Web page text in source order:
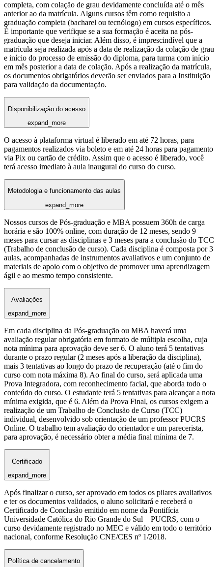
completa, com colação de grau devidamente concluída até o mês
anterior ao da matrícula. Alguns cursos têm como requisito a
graduação completa (bacharel ou tecnólogo) em cursos específicos.
É importante que verifique se a sua formação é aceita na pós-
graduação que deseja iniciar. Além disso, é imprescindível que a
matrícula seja realizada após a data de realização da colação de grau
e início do processo de emissão do diploma, para turma com início
em mês posterior a data de colação. Após a realização da matrícula,
os documentos obrigatórios deverão ser enviados para a Instituição
para validação da documentação.
Disponibilização do acesso
expand_more
O acesso à plataforma virtual é liberado em até 72 horas, para
pagamentos realizados via boleto e em até 24 horas para pagamento
via Pix ou cartão de crédito. Assim que o acesso é liberado, você
terá acesso imediato à aula inaugural do curso do curso.
Metodologia e funcionamento das aulas
expand_more
Nossos cursos de Pós-graduação e MBA possuem 360h de carga
horária e são 100% online, com duração de 12 meses, sendo 9
meses para cursar as disciplinas e 3 meses para a conclusão do TCC
(Trabalho de conclusão de curso). Cada disciplina é composta por 3
aulas, acompanhadas de instrumentos avaliativos e um conjunto de
materiais de apoio com o objetivo de promover uma aprendizagem
ágil e ao mesmo tempo consistente.
Avaliações
expand_more
Em cada disciplina da Pós-graduação ou MBA haverá uma
avaliação regular obrigatória em formato de múltipla escolha, cuja
nota mínima para aprovação deve ser 6. O aluno terá 5 tentativas
durante o prazo regular (2 meses após a liberação da disciplina),
mais 3 tentativas ao longo do prazo de recuperação (até o fim do
curso com nota máxima 8). Ao final do curso, será aplicada uma
Prova Integradora, com reconhecimento facial, que aborda todo o
conteúdo do curso. O estudante terá 5 tentativas para alcançar a nota
mínima exigida, que é 6. Além da Prova Final, os cursos exigem a
realização de um Trabalho de Conclusão de Curso (TCC)
individual, desenvolvido sob orientação de um professor PUCRS
Online. O trabalho tem avaliação do orientador e um parecerista,
para aprovação, é necessário obter a média final mínima de 7.
Certificado
expand_more
Após finalizar o curso, ser aprovado em todos os pilares avaliativos
e ter os documentos validados, o aluno solicitará e receberá o
Certificado de Conclusão emitido em nome da Pontifícia
Universidade Católica do Rio Grande do Sul – PUCRS, com o
curso devidamente registrado no MEC e válido em todo o território
nacional, conforme Resolução CNE/CES nº 1/2018.
Política de cancelamento